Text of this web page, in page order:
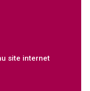
site internet